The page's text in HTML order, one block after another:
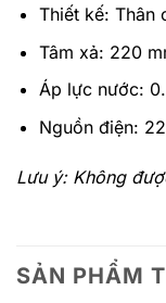
Thiết kế: Thân
Tâm xả: 220
Áp lực nước:
Nguồn điện:
Lưu ý: Không
SẢN PHẨM